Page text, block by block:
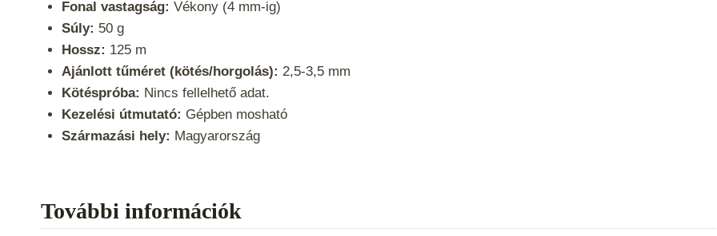
Fonal vastagság: Vékony (4 mm-ig)
Súly: 50 g
Hossz: 125 m
Ajánlott tűméret (kötés/horgolás): 2,5-3,5 mm
Kötéspróba: Nincs fellelhető adat.
Kezelési útmutató: Gépben mosható
Származási hely: Magyarország
További információk